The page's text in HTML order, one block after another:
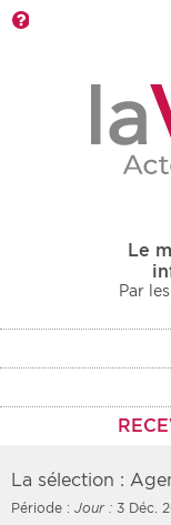
Le
Par
La sélection :
Période : Jour : 3 Déc.